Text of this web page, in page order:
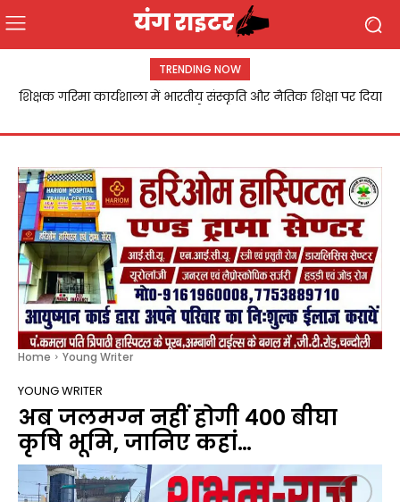
TRENDING NOW
शिक्षक गरिमा कार्यशाला में भारतीय संस्कृति और नैतिक शिक्षा पर दिया
Home Young Writer
YOUNG WRITER
अब जलमग्न नहीं होगी 400 बीघा
कृषि भूमि‚ जानिए कहां…